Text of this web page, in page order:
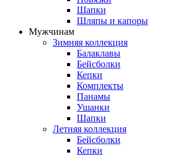
Шапки
Шляпы и капоры
Мужчинам
Зимняя коллекция
Балаклавы
Бейсболки
Кепки
Комплекты
Панамы
Ушанки
Шапки
Летняя коллекция
Бейсболки
Кепки